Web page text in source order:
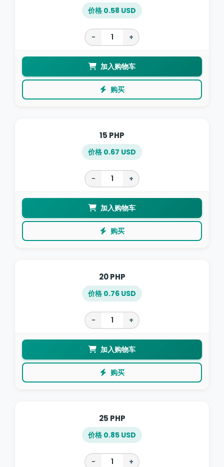
价格 0.58 USD
− +
加入购物车
购买
15 PHP
价格 0.67 USD
− +
加入购物车
购买
20 PHP
价格 0.76 USD
− +
加入购物车
购买
25 PHP
价格 0.85 USD
− +